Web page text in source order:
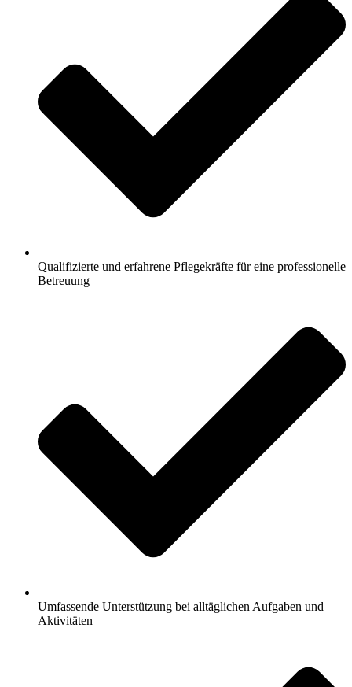
Qualifizierte und erfahrene Pflegekräfte für eine professionelle
Betreuung
Umfassende Unterstützung bei alltäglichen Aufgaben und
Aktivitäten